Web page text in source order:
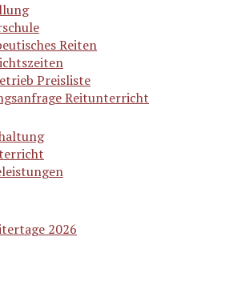
Reiten
Preisliste
Reitunterricht
2026